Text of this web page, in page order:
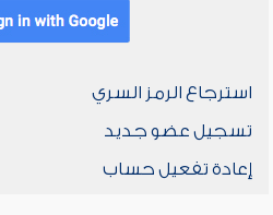
استرجاع الرمز السري
تسجيل عضو جديد
إعادة تفعيل حساب